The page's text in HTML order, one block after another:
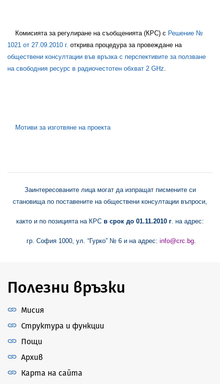
Комисията за регулиране на съобщенията (КРС) с Решение №
1021 от 27.09.2010 г. открива процедура за провеждане на
обществени консултации във връзка с перспективите за ползване
на свободния ресурс в радиочестотен обхват 2 GHz
Мотиви за изготвяне на проекта
Заинтересованите лица могат да изпращат писмените си
становища по поставените на обществени консултации въпроси,
както и по позицията на КРС в срок до 01.11.2010 г . на адрес:
гр. София 1000, ул. “Гурко” № 6 и на адрес: info@crc.bg.
Полезни връзки
Мисия
Структура и функции
Пощи
Архив
Карта на сайта